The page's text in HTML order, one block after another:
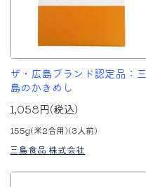
ザ・広島ブランド認定品：三
島のかきめし
1,058円(税込)
155g(米2合用)(3人前)
三島食品 株式会社